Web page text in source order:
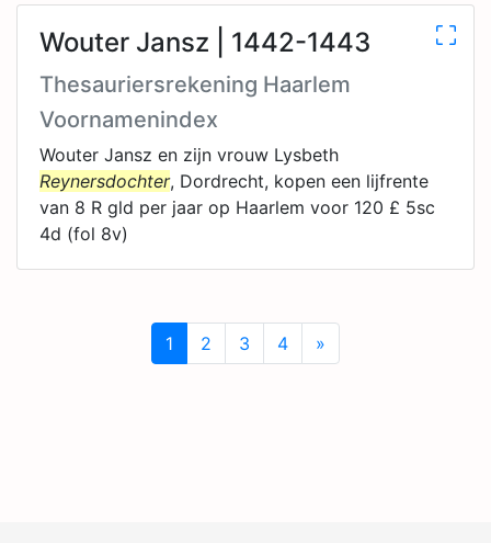
Wouter Jansz | 1442-1443
Thesauriersrekening Haarlem
Voornamenindex
Wouter Jansz en zijn vrouw Lysbeth
Reynersdochter, Dordrecht, kopen een lijfrente
van 8 R gld per jaar op Haarlem voor 120 £ 5sc
4d (fol 8v)
1 2 3 4 »